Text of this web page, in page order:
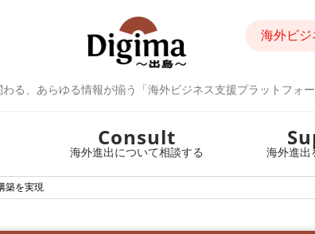
る、あらゆる情報が揃う「海外ビジネス支援プラットフォ
海外ビジ
Consult
海外進出について相談する 海外進出
築を実現